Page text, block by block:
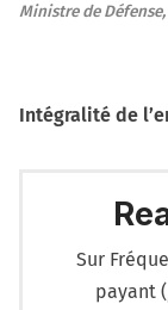
Ministre de
Intégralité de
Sur
payant (